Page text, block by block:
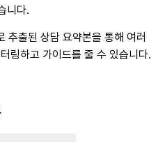
니다.
추출된 상담 요약본을 통해 여러
링하고 가이드를 줄 수 있습니다.